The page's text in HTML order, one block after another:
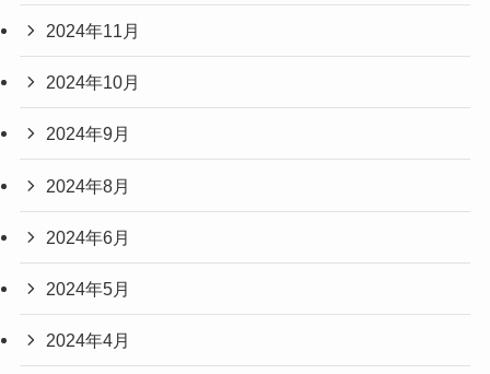
2024年11月
2024年10月
2024年9月
2024年8月
2024年6月
2024年5月
2024年4月